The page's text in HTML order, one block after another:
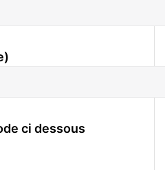
ci dessous